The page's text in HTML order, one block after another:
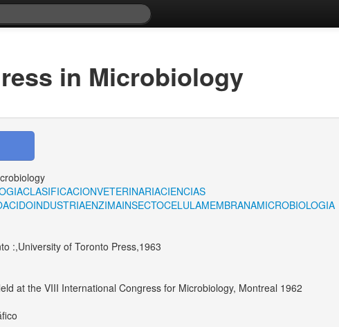
in Microbiology
CLASIFICACIONVETERINARIACIENCIAS
INDUSTRIAENZIMAINSECTOCELULAMEMBRANAMICROBIOLOGIA
:,University of Toronto Press,1963
at the VIII International Congress for Microbiology, Montreal 1962